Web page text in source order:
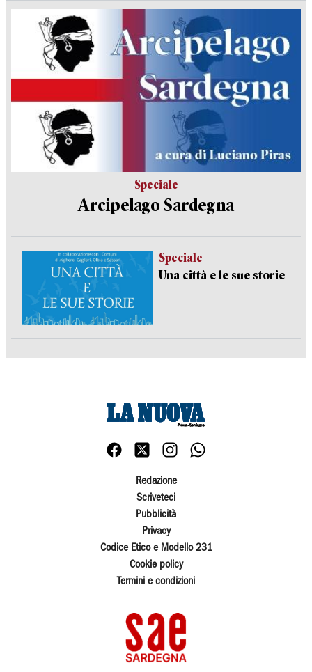
Speciale
Arcipelago Sardegna
Speciale
Una città e le sue storie
Redazione
Scriveteci
Pubblicità
Privacy
Codice Etico e Modello 231
Cookie policy
Termini e condizioni